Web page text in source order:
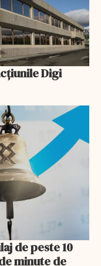
Digi
de peste 10
minute de